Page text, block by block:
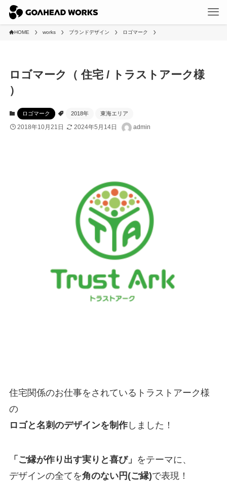
HOME works ブランドデザイン ロゴマーク
ロゴマーク（ 住宅 / トラストアーク様
）
ロゴマーク 2018年 東海エリア
2018年10月21日 2024年5月14日 admin
住宅関係のお仕事をされているトラストアーク様
の
ロゴと名刺のデザインを制作しました！
「ご縁が作り出す実りと喜び」 をテーマに、
デザインの全てを角のない円(ご縁)で表現！